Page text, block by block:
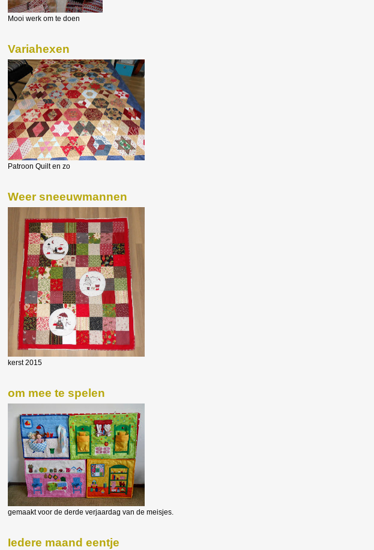
Mooi werk om te doen
Variahexen
Patroon Quilt en zo
Weer sneeuwmannen
kerst 2015
om mee te spelen
gemaakt voor de derde verjaardag van de meisjes.
Iedere maand eentje